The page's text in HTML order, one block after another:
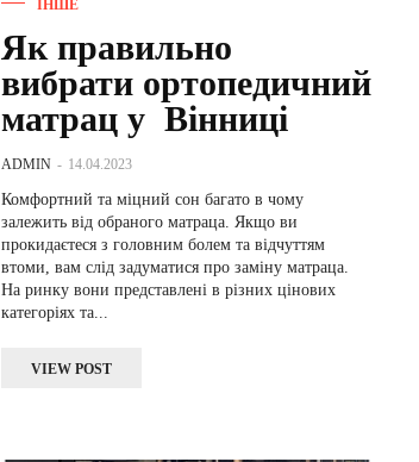
ІНШЕ
Як правильно
вибрати ортопедичний
матрац у Вінниці
ADMIN - 14.04.2023
Комфортний та міцний сон багато в чому
залежить від обраного матраца. Якщо ви
прокидаєтеся з головним болем та відчуттям
втоми, вам слід задуматися про заміну матраца.
На ринку вони представлені в різних цінових
категоріях та...
VIEW POST